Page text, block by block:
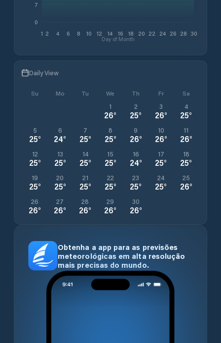
1 2 4 6 8 10 12 14 16 18 20 22 24 26 28 30
Day of Month
0
7
Daily View
Su Mo Tu We Th Fr Sa
1
26°
2
25°
3
26°
4
25°
5
25°
6
24°
7
25°
8
25°
9
26°
10
26°
11
26°
12
25°
13
25°
14
25°
15
25°
16
24°
17
25°
18
25°
19
25°
20
25°
21
25°
22
25°
23
25°
24
25°
25
26°
26
26°
27
26°
28
26°
29
26°
30
26°
Obtenha a app para as previsões
meteorológicas em alta resolução
mais precisas do mundo.